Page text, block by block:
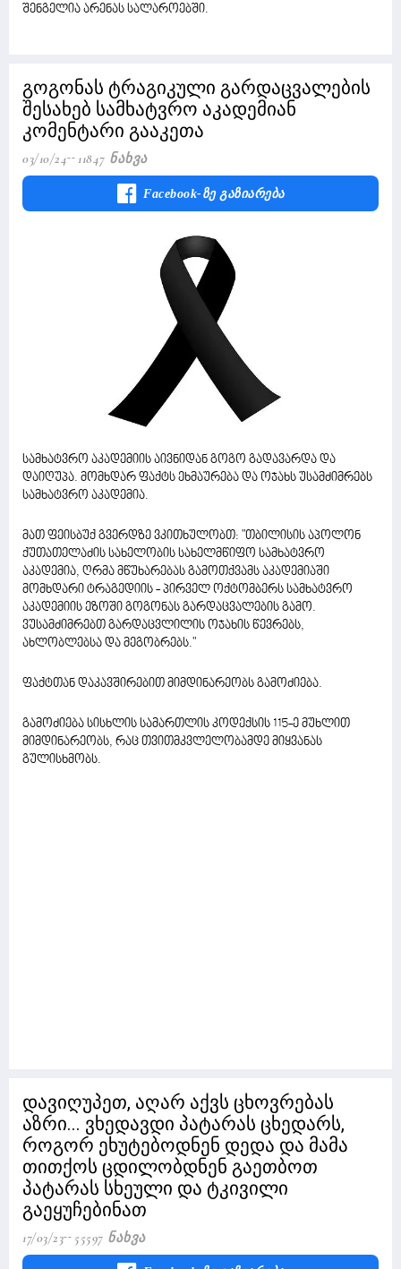
შენგელია არენას სალაროებში.
გოგონას ტრაგიკული გარდაცვალების
შესახებ სამხატვრო აკადემიან
კომენტარი გააკეთა
03/10/24 11847 Ნახვა
Facebook-Ზე Გაზიარება
სამხატვრო აკადემიის აივნიდან გოგო გადავარდა და
დაიღუპა. მომხდარ ფაქტს ეხმაურება და ოჯახს უსამძიმრებს
სამხატვრო აკადემია.
მათ ფეისბუქ გვერდზე ვკითხულობთ: "თბილისის აპოლონ
ქუთათელაძის სახელობის სახელმწიფო სამხატვრო
აკადემია, ღრმა მწუხარებას გამოთქვამს აკადემიაში
მომხდარი ტრაგედიის - პირველ ოქტომბერს სამხატვრო
აკადემიის ეზოში გოგონას გარდაცვალების გამო.
ვუსამძიმრებთ გარდაცვლილის ოჯახის წევრებს,
ახლობლებსა და მეგობრებს."
ფაქტთან დაკავშირებით მიმდინარეობს გამოძიება.
გამოძიება სისხლის სამართლის კოდექსის 115-ე მუხლით
მიმდინარეობს, რაც თვითმკვლელობამდე მიყვანას
გულისხმობს.
დავიღუპეთ, აღარ აქვს ცხოვრებას
აზრი... ვხედავდი პატარას ცხედარს,
როგორ ეხუტებოდნენ დედა და მამა
თითქოს ცდილობდნენ გაეთბოთ
პატარას სხეული და ტკივილი
გაეყუჩებინათ
17/03/23 55597 Ნახვა